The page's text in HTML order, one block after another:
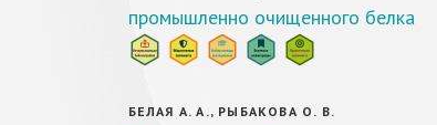
промышленно очищенного белка
БЕЛАЯ А. А., РЫБАКОВА О. В.